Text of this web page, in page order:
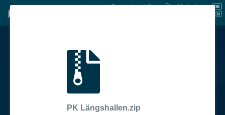
Impressum Datenschutzerklärung Über Manja Login
PK Längshallen.zip